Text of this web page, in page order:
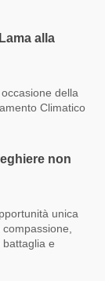
alla
della
Climatico
non
unica
e